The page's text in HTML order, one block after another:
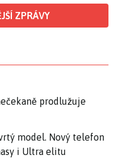
ZPRÁVY
prodlužuje
model. Nový telefon
i Ultra elitu